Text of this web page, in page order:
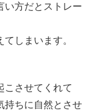
い方だとストレー
しまいます。
こさせてくれて
持ちに自然とさせ